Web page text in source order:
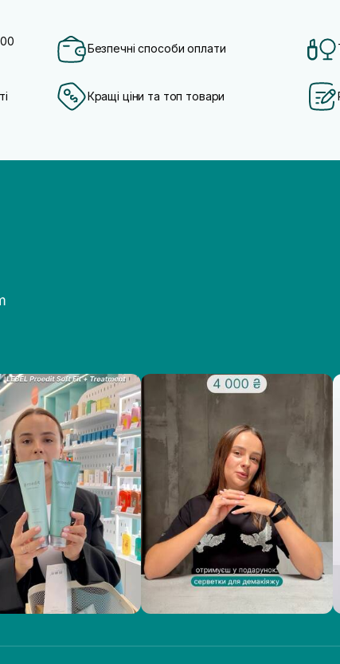
Безпечні способи оплати
Кращі ціни та топ товари